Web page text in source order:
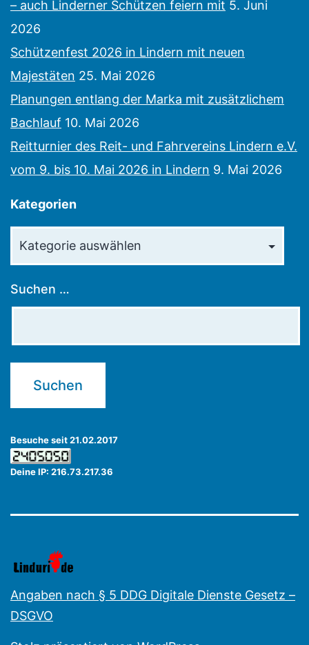
– auch Linderner Schützen feiern mit 5. Juni
2026
Schützenfest 2026 in Lindern mit neuen
Majestäten 25. Mai 2026
Planungen entlang der Marka mit zusätzlichem
Bachlauf 10. Mai 2026
Reitturnier des Reit- und Fahrvereins Lindern e.V.
vom 9. bis 10. Mai 2026 in Lindern 9. Mai 2026
Kategorien
Suchen …
Besuche seit 21.02.2017
Deine IP: 216.73.217.36
Angaben nach § 5 DDG Digitale Dienste Gesetz –
DSGVO